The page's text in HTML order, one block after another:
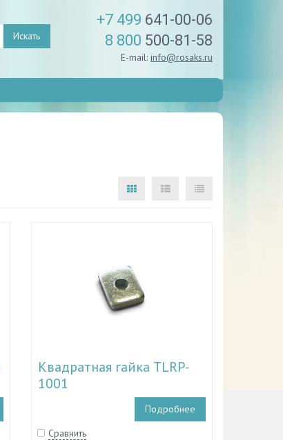
Искать
+7 499 641-00-06
8 800 500-81-58
E-mail: info@rosaks.ru
Квадратная гайка TLRP-
1001
Подробнее
Сравнить